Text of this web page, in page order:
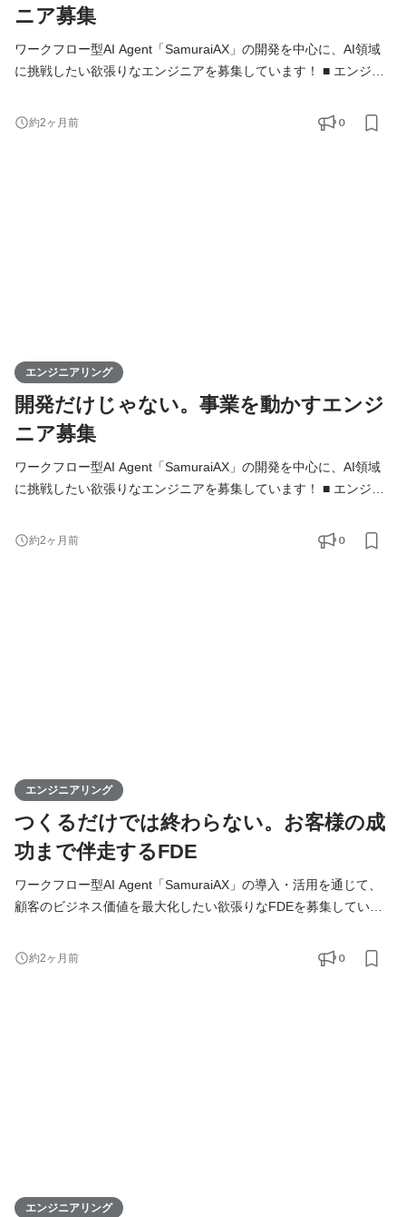
ニア募集
ワークフロー型AI Agent「SamuraiAX」の開発を中心に、AI領域
に挑戦したい欲張りなエンジニアを募集しています！ ■ エンジニ
トと事業を前に進める当事者です。 基本的には全員がフルスタッ
クエンジニアとして、バックエンド・フロントエンド・AI・イン
約2ヶ月前 0
エンジニアリング
開発だけじゃない。事業を動かすエンジ
ニア募集
ワークフロー型AI Agent「SamuraiAX」の開発を中心に、AI領域
に挑戦したい欲張りなエンジニアを募集しています！ ■ エンジニ
トと事業を前に進める当事者です。 基本的には全員がフルスタッ
クエンジニアとして、バックエンド・フロントエンド・AI・イン
約2ヶ月前 0
エンジニアリング
つくるだけでは終わらない。お客様の成
功まで伴走するFDE
ワークフロー型AI Agent「SamuraiAX」の導入・活用を通じて、
顧客のビジネス価値を最大化したい欲張りなFDEを募集していま
Deployed Engineer（FDE）のミッションは、お客様の業務に深く
入り込み、技術の力でAIDX（AI×DX）を成功に導くことです。お
約2ヶ月前 0
エンジニアリング